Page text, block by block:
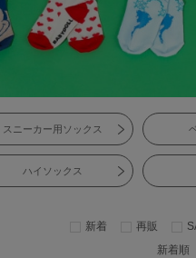
スニーカー用ソックス
ハイソックス
新着 再販
新着順